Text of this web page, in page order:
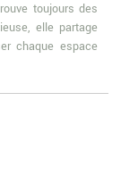
toujours des
elle partage
chaque espace